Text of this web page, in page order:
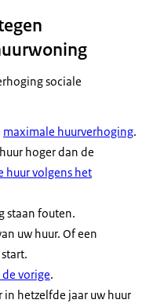
sociale
maximale huurverhoging.
hoger dan de
huur volgens het
staan fouten.
uw huur. Of een
vorige.
hetzelfde jaar uw huur